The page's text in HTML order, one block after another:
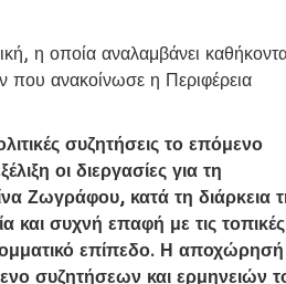
η οποία αναλαμβάνει
που ανακοίνωσε η Περιφέρεια
συζητήσεις το επόμενο
οι διεργασίες για τη
Ζωγράφου, κατά τη διάρκεια
και συχνή επαφή με τις τοπικές
επίπεδο. Η αποχώρησή
συζητήσεων και ερμηνειών